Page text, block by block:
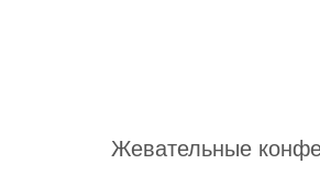
Жевательные